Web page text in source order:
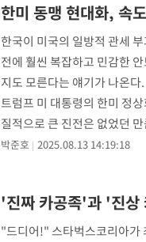
한미 동맹 현대화, 속
한국이 미국의 일방적 관세
전에 훨씬 복잡하고 민감한
지도 모른다는 얘기가 나온
트럼프 미 대통령의 한미 정
질적으로 큰 진전은 없었던
박준호 2025.08.13 14:19:18
'진짜 카공족'과 '진상
"드디어!" 스타벅스코리아가